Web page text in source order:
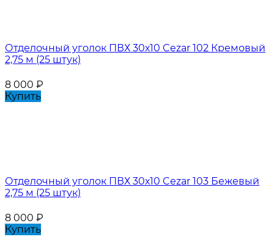
Отделочный уголок ПВХ 30х10 Cezar 102 Кремовый
2,75 м (25 штук)
8 000 ₽
Купить
Отделочный уголок ПВХ 30х10 Cezar 103 Бежевый
2,75 м (25 штук)
8 000 ₽
Купить